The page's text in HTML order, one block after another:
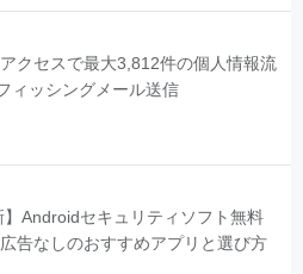
クセスで最大3,812件の個人情報流
ッシングメール送信
】Androidセキュリティソフト無料
告なしのおすすめアプリと選び方